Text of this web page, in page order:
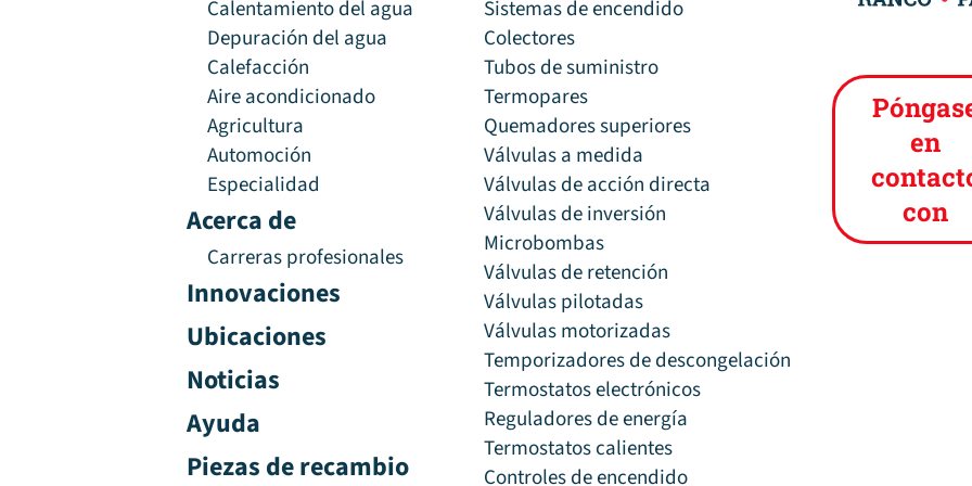
Calentamiento del agua
Depuración del agua
Calefacción
Aire acondicionado
Agricultura
Automoción
Especialidad
Acerca de
Carreras profesionales
Innovaciones
Ubicaciones
Noticias
Ayuda
Piezas de recambio
Sistemas de encendido
Colectores
Tubos de suministro
Termopares
Quemadores superiores
Válvulas a medida
Válvulas de acción directa
Válvulas de inversión
Microbombas
Válvulas de retención
Válvulas pilotadas
Válvulas motorizadas
Temporizadores de descongelación
Termostatos electrónicos
Reguladores de energía
Termostatos calientes
Controles de encendido
en
con